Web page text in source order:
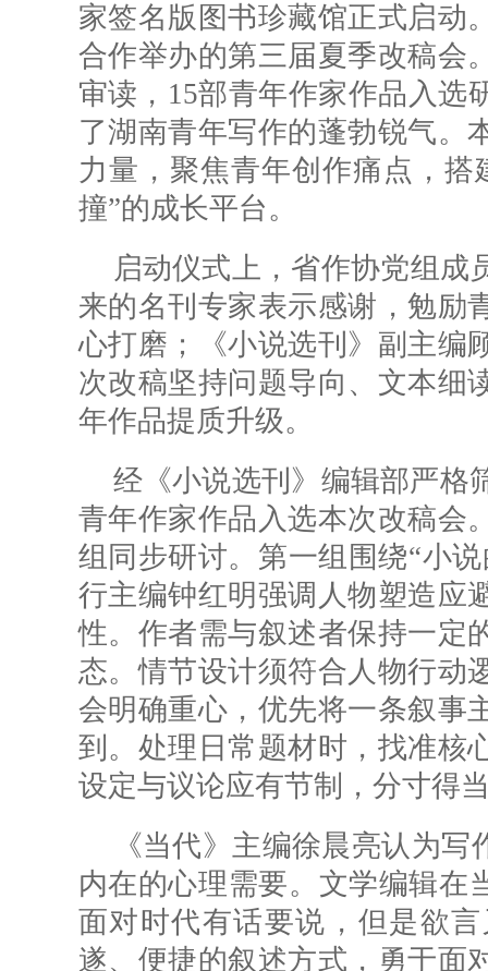
家签名版图书珍藏馆正式启动
合作举办的第三届夏季改稿会
审读，15部青年作家作品入选
了湖南青年写作的蓬勃锐气。
力量，聚焦青年创作痛点，
撞”的成长平台。
启动仪式上，省作协党组成
来的名刊专家表示感谢，勉励
心打磨；《小说选刊》副主编
次改稿坚持问题导向、文本细
年作品提质升级。
经《小说选刊》编辑部严格
青年作家作品入选本次改稿会
组同步研讨。第一组围绕“小
行主编钟红明强调人物塑造应
性。 作者需与叙述者保持一定
态。情节设计须符合人物行动
会明确重心，优先将一条叙事
到。处理日常题材时，找准核
设定与议论应有节制，分寸得
《当代》主编徐晨亮认为
内在的心理需要。文学编辑
面对时代有话要说，但是欲
遂、便捷的叙述方式，勇于面